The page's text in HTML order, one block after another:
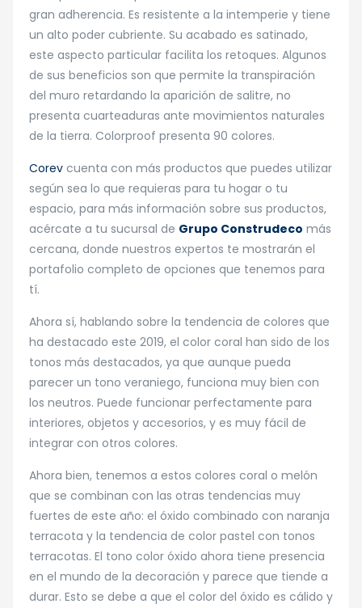
gran adherencia. Es resistente a la intemperie y tiene
un alto poder cubriente. Su acabado es satinado,
este aspecto particular facilita los retoques. Algunos
de sus beneficios son que permite la transpiración
del muro retardando la aparición de salitre, no
presenta cuarteaduras ante movimientos naturales
de la tierra. Colorproof presenta 90 colores.
Corev cuenta con más productos que puedes utilizar
según sea lo que requieras para tu hogar o tu
espacio, para más información sobre sus productos,
acércate a tu sucursal de Grupo Construdeco más
cercana, donde nuestros expertos te mostrarán el
portafolio completo de opciones que tenemos para
tí.
Ahora sí, hablando sobre la tendencia de colores que
ha destacado este 2019, el color coral han sido de los
tonos más destacados, ya que aunque pueda
parecer un tono veraniego, funciona muy bien con
los neutros. Puede funcionar perfectamente para
interiores, objetos y accesorios, y es muy fácil de
integrar con otros colores.
Ahora bien, tenemos a estos colores coral o melón
que se combinan con las otras tendencias muy
fuertes de este año: el óxido combinado con naranja
terracota y la tendencia de color pastel con tonos
terracotas. El tono color óxido ahora tiene presencia
en el mundo de la decoración y parece que tiende a
durar. Esto se debe a que el color del óxido es cálido y